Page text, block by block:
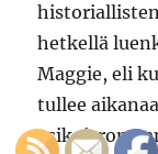
hetkellä
Maggie, eli
tullee